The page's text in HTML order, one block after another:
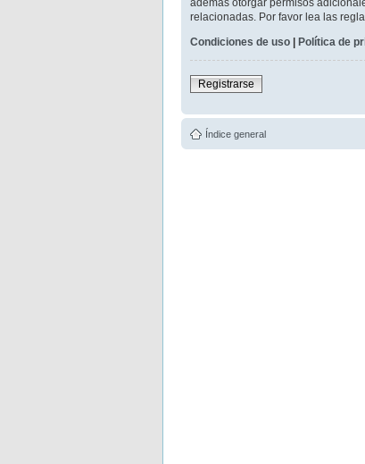
relacionadas. Por favor lea las
Condiciones de uso | Política de
Registrarse
Índice general